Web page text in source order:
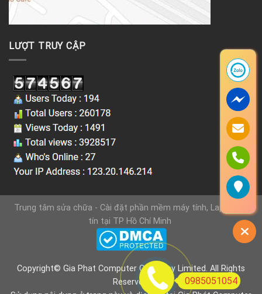
LƯỢT TRUY CẬP
Trung tâm sửa chữa - Cài đặt phần mềm máy tính, Laptop uy
tín tại TP Hồ Chí Minh
Copyright© Gia Phat Computer Company Limited. All Rights
Reserved.
0985051054